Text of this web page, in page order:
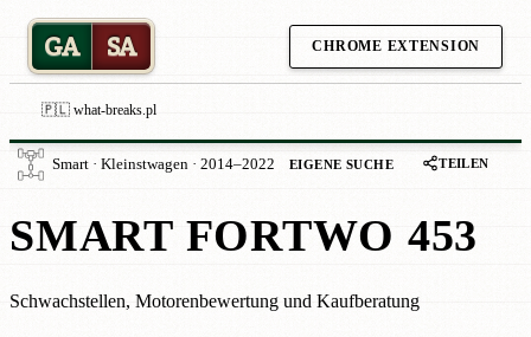
GA SA CHROME EXTENSION
🇵🇱 what-breaks.pl
Smart · Kleinstwagen · 2014–2022 EIGENE SUCHE TEILEN
SMART FORTWO 453
Schwachstellen, Motorenbewertung und Kaufberatung